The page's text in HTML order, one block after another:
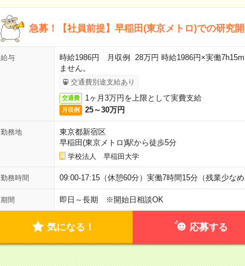
急募！【社員前提】早稲田(東京メトロ)での研究開
給与
時給1986円 月収例 28万円 時給1986円×実働
ません。
交通費別途支給あり
交通費 1ヶ月3万円を上限として実費支給
月収例 25～30万円
勤務地
東京都新宿区
早稲田(東京メトロ)駅から徒歩5分
学校法人 早稲田大学
勤務時間 09:00-17:15（休憩60分）実働7時間15分（残業少なめ
期間 即日～長期 ※開始日相談OK
気になる！ 応募する